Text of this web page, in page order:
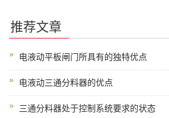
推荐文章
电液动平板闸门所具有的独特优点
电液动三通分料器的优点
三通分料器处于控制系统要求的状态